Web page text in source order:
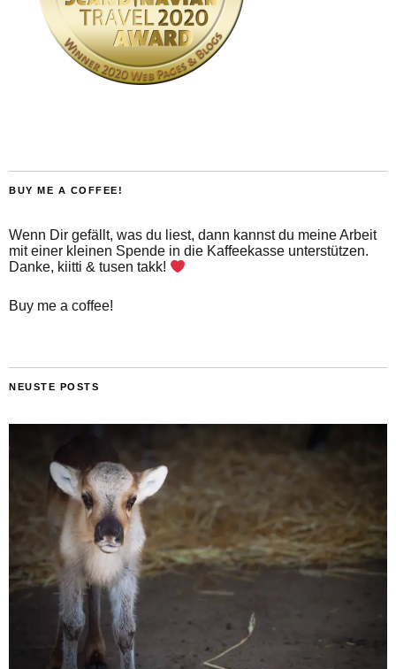
BUY ME A COFFEE!
Wenn Dir gefällt, was du liest, dann kannst du meine Arbeit
mit einer kleinen Spende in die Kaffeekasse unterstützen.
Danke, kiitti & tusen takk!
Buy me a coffee!
NEUSTE POSTS